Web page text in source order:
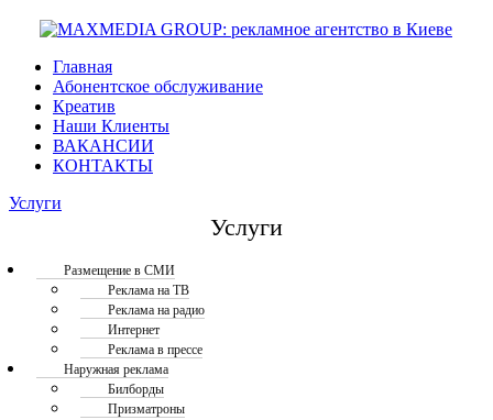
Главная
Абонентское обслуживание
Креатив
Наши Клиенты
ВАКАНСИИ
КОНТАКТЫ
Услуги
Услуги
Размещение в СМИ
Реклама на ТВ
Реклама на радио
Интернет
Реклама в прессе
Наружная реклама
Билборды
Призматроны